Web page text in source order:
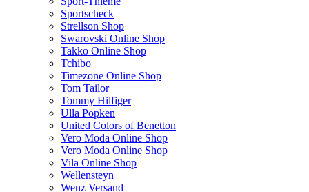
Sportscheck
Strellson Shop
Swarovski Online Shop
Takko Online Shop
Tchibo
Timezone Online Shop
Tom Tailor
Tommy Hilfiger
Ulla Popken
United Colors of Benetton
Vero Moda Online Shop
Vero Moda Online Shop
Vila Online Shop
Wellensteyn
Wenz Versand